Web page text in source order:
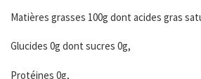
Matières grasses 100g dont acides gras
Glucides 0g dont sucres 0g,
Protéines 0g,